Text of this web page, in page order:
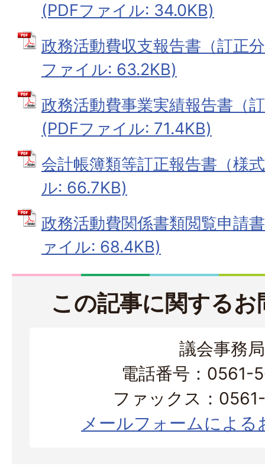
(PDFファイル: 34.0KB)
政務活動費収支報告書（訂正
ファイル: 63.2KB)
政務活動費事業実績報告書（
(PDFファイル: 71.4KB)
会計帳簿類等訂正報告書（様
ル: 66.7KB)
政務活動費関係書類閲覧申請
ァイル: 68.4KB)
この記事に関する
議会事務局
電話番号：0561-
ファックス：
メールフォームによる